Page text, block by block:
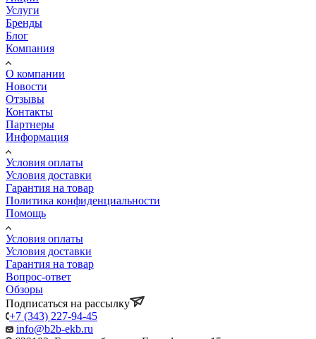
Услуги
Бренды
Блог
Компания
О компании
Новости
Отзывы
Контакты
Партнеры
Информация
Условия оплаты
Условия доставки
Гарантия на товар
Политика конфиденциальности
Помощь
Условия оплаты
Условия доставки
Гарантия на товар
Вопрос-ответ
Обзоры
Подписаться на рассылку
+7 (343) 227-94-45
info@b2b-ekb.ru